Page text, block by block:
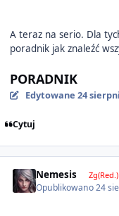
A teraz na serio. Dla
poradnik jak znaleźć
PORADNIK
Edytowane 24
Cytuj
Nemesis Zg(Red.)
Opublikowano24